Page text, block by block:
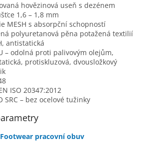
hovězinová useň s dezénem
1,6 – 1,8 mm
MESH s absorpční schopností
polyuretanová pěna potažená textilií
antistatická
– odolná proti palivovým olejům,
protiskluzová, dvousložkový
ISO 20347:2012
SRC – bez ocelové tužinky
pracovní obuv